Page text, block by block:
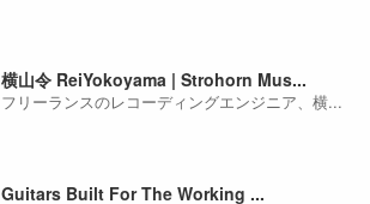
横山令 ReiYokoyama | Strohorn Mus...
フリーランスのレコーディングエンジニア、横...
Guitars Built For The Working ...